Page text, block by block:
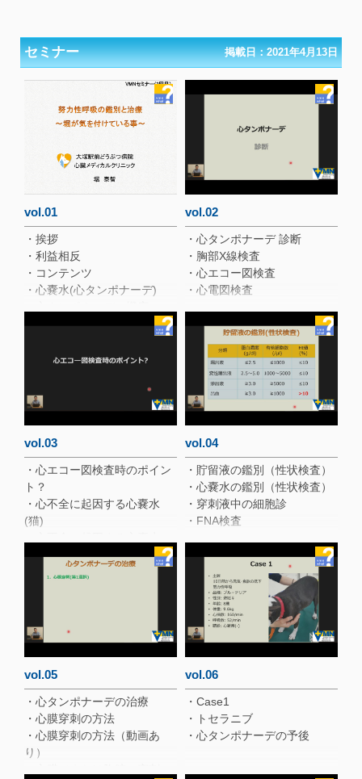
セミナー 掲載日：2021年4月13日
vol.01
・挨拶
・利益相反
・コンテンツ
・心嚢水(心タンポナーデ)
・心タンポナーデの機序（動
・心嚢水の原因
・心タンポナーデの原因
（猫）
・心タンポナーデの臨床兆候
（ヒト）
vol.02
・心タンポナーデ 診断
・胸部X線検査
・心エコー図検査
・心電図検査
vol.03
・心エコー図検査時のポイン
ト？
・心不全に起因する心嚢水
(猫)
(犬)
・血管肉腫
vol.04
・貯留液の鑑別（性状検査）
・心嚢水の鑑別（性状検査）
・穿刺液中の細胞診
・FNA検査
vol.05
・心タンポナーデの治療
・心膜穿刺の方法
・心膜穿刺の方法（動画あ
り）
vol.06
・Case1
・トセラニブ
・心タンポナーデの予後